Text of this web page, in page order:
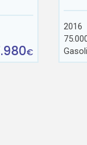
€
2016